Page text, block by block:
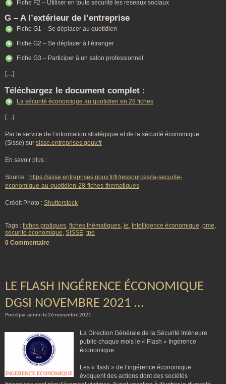
Fiche F2 – Utiliser en toute sécurité les réseaux sociaux
G – A l’extérieur de l’entreprise
Fiche G1 – Se déplacer au quotidien
Fiche G2 – Se déplacer à l’étranger
Fiche G3 – Participer à un salon professionnel
[…]
Téléchargez le document complet :
La sécurité économique au quotidien en 28 fiches
[…]
Par le service de l’information stratégique et de la sécurité économique
(Sisse) sur sisse.entreprises.gouv.fr
En savoir plus :
Source : https://sisse.entreprises.gouv.fr/fr/ressources/la-securite-
economique-au-quotidien-28-fiches-thematiques
Crédit Photo : Shutterstock
Tags : fiches pratiques, fiches thématiques, ie, Intelligence économique, pme,
sécurité économique, SISSE, tpe
0 Commentaire
LE FLASH INGÉRENCE ÉCONOMIQUE
DGSI NOVEMBRE 2021 …
Posté par admin le 26 novembre 2021
La Direction Générale de la Sécurité Intérieure
publie chaque mois le « Flash » Ingérence
économique.
Les « flash » de l’ingérence économique
évoquent des actions dont des sociétés